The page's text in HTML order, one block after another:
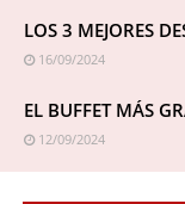
LOS 3 MEJORES
16/09/2024
EL BUFFET MÁS
12/09/2024